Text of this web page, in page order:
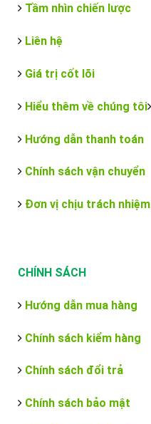
Tầm nhìn chiến lược
Liên hệ
Giá trị cốt lõi
Hiểu thêm về chúng tôi
Hướng dẫn thanh toán
Chính sách vận chuyển
Đơn vị chịu trách
CHÍNH SÁCH
Hướng dẫn mua hàng
Chính sách kiểm hàng
Chính sách đổi trả
Chính sách bảo mật